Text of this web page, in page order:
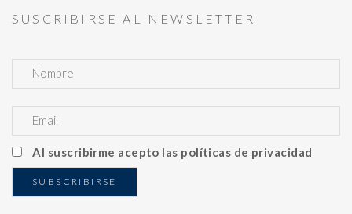
SUSCRIBIRSE AL NEWSLETTER
Al suscribirme acepto las políticas de privacidad